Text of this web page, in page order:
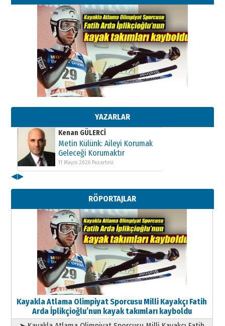
YAZARLAR
Kenan GÜLERCİ
Metin Külünk: Aileyi Korumak
Geleceği Korumaktır
11 Mayıs 2026 Pazartesi
Kenan GÜLERCİ
Metin Külünk: Aileyi Korumak
Geleceği Korumaktır
11 Mayıs 2026 Pazartesi
Metin Külünk: Aileyi Korumak
Geleceği Korumaktır
11 Mayıs 2026 Pazartesi
◀▶
RÖPORTAJLAR
Kayakla Atlama Olimpiyat Sporcusu Milli Kayakçı Fatih
Arda İplikçioğlu’nun kayak takımları kayboldu